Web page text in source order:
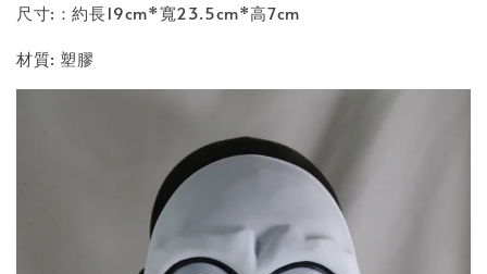
尺寸:：約長19cm*寬23.5cm*高7cm
材質: 塑膠